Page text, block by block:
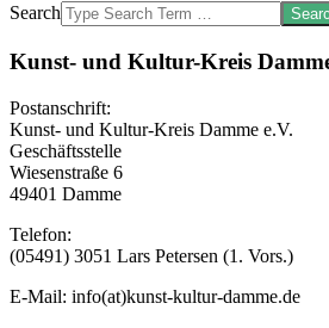
Search
Kunst- und Kultur-Kreis
Postanschrift:
Kunst- und Kultur-Kreis Damme e.V.
Geschäftsstelle
Wiesenstraße 6
49401 Damme
Telefon:
(05491) 3051 Lars Petersen (1. Vors.)
E-Mail: info(at)kunst-kultur-damme.de